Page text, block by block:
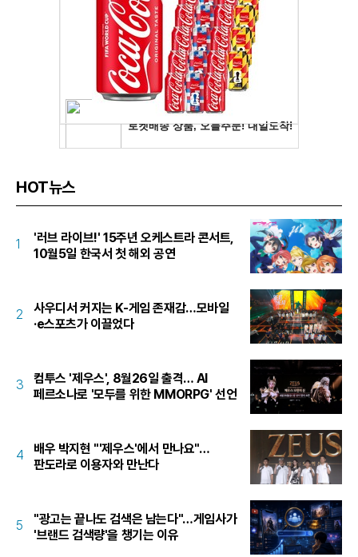
HOT뉴스
1
'러브 라이브!' 15주년 오케스트라 콘서트,
10월5일 한국서 첫 해외 공연
2
사우디서 커지는 K-게임 존재감…모바일
·e스포츠가 이끌었다
3
컴투스 '제우스', 8월26일 출격… AI
페르소나로 '모두를 위한 MMORPG' 선언
4
배우 박지현 "'제우스'에서 만나요"…
판도라로 이용자와 만난다
5
"광고는 끝나도 검색은 남는다"…게임사가
'브랜드 검색량'을 챙기는 이유